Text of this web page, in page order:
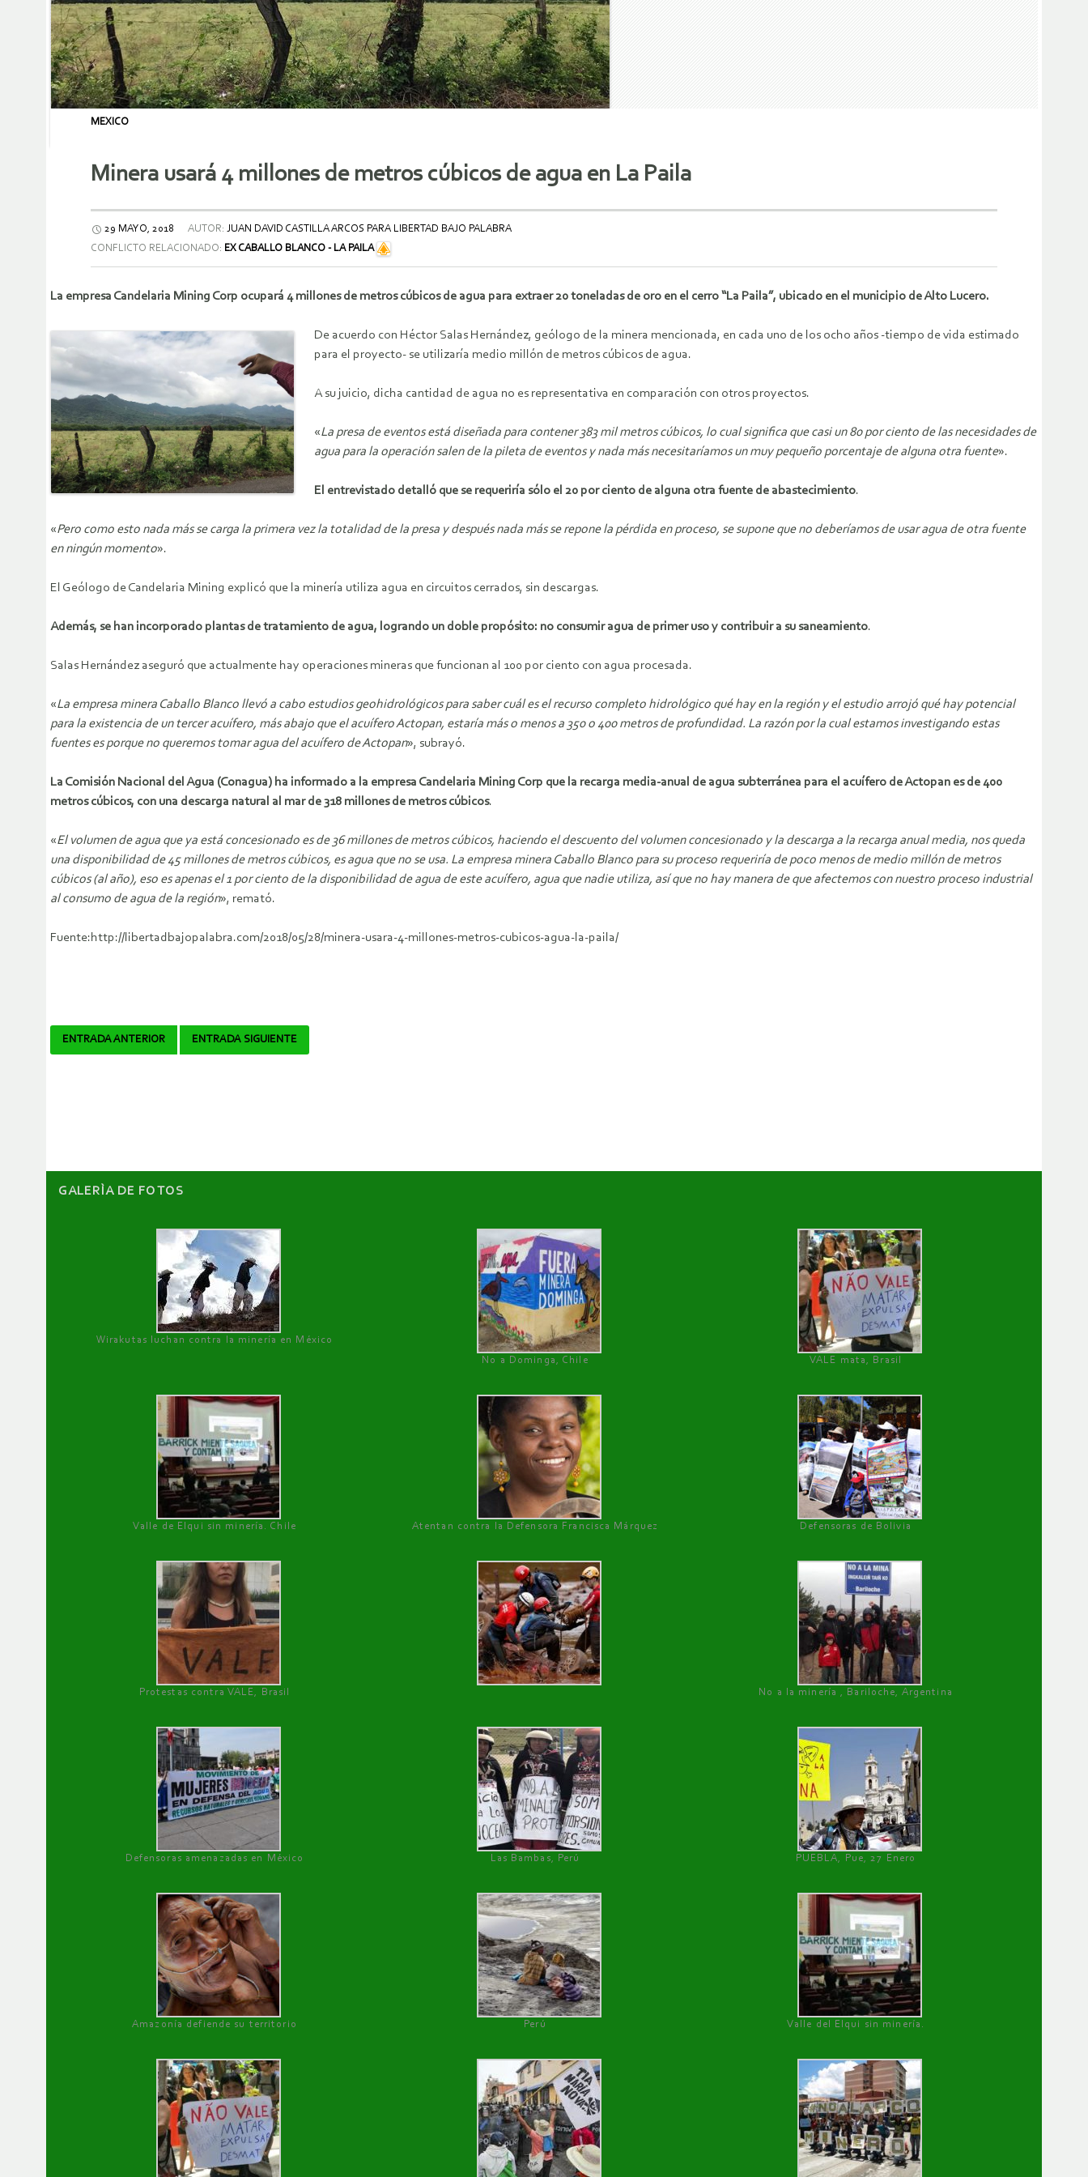
MEXICO
Minera usará 4 millones de metros cúbicos de agua en La Paila
29 MAYO, 2018 AUTOR: JUAN DAVID CASTILLA ARCOS PARA LIBERTAD BAJO PALABRA
CONFLICTO RELACIONADO: EX CABALLO BLANCO - LA PAILA
La empresa Candelaria Mining Corp ocupará 4 millones de metros cúbicos de agua para extraer 20 toneladas de oro en el cerro “La Paila”, ubicado en el municipio de Alto Lucero.
De acuerdo con Héctor Salas Hernández, geólogo de la minera mencionada, en cada uno de los ocho años -tiempo de vida estimado
para el proyecto- se utilizaría medio millón de metros cúbicos de agua.
A su juicio, dicha cantidad de agua no es representativa en comparación con otros proyectos.
«La presa de eventos está diseñada para contener 383 mil metros cúbicos, lo cual significa que casi un 80 por ciento de las necesidades de
agua para la operación salen de la pileta de eventos y nada más necesitaríamos un muy pequeño porcentaje de alguna otra fuente».
El entrevistado detalló que se requeriría sólo el 20 por ciento de alguna otra fuente de abastecimiento.
«Pero como esto nada más se carga la primera vez la totalidad de la presa y después nada más se repone la pérdida en proceso, se supone que no deberíamos de usar agua de otra fuente
en ningún momento».
El Geólogo de Candelaria Mining explicó que la minería utiliza agua en circuitos cerrados, sin descargas.
Además, se han incorporado plantas de tratamiento de agua, logrando un doble propósito: no consumir agua de primer uso y contribuir a su saneamiento.
Salas Hernández aseguró que actualmente hay operaciones mineras que funcionan al 100 por ciento con agua procesada.
«La empresa minera Caballo Blanco llevó a cabo estudios geohidrológicos para saber cuál es el recurso completo hidrológico qué hay en la región y el estudio arrojó qué hay potencial
para la existencia de un tercer acuífero, más abajo que el acuífero Actopan, estaría más o menos a 350 o 400 metros de profundidad. La razón por la cual estamos investigando estas
fuentes es porque no queremos tomar agua del acuífero de Actopan», subrayó.
La Comisión Nacional del Agua (Conagua) ha informado a la empresa Candelaria Mining Corp que la recarga media-anual de agua subterránea para el acuífero de Actopan es de 400
metros cúbicos, con una descarga natural al mar de 318 millones de metros cúbicos.
«El volumen de agua que ya está concesionado es de 36 millones de metros cúbicos, haciendo el descuento del volumen concesionado y la descarga a la recarga anual media, nos queda
una disponibilidad de 45 millones de metros cúbicos, es agua que no se usa. La empresa minera Caballo Blanco para su proceso requeriría de poco menos de medio millón de metros
cúbicos (al año), eso es apenas el 1 por ciento de la disponibilidad de agua de este acuífero, agua que nadie utiliza, así que no hay manera de que afectemos con nuestro proceso industrial
al consumo de agua de la región», remató.
Fuente:http://libertadbajopalabra.com/2018/05/28/minera-usara-4-millones-metros-cubicos-agua-la-paila/
Navegador
ENTRADA ANTERIOR ENTRADA SIGUIENTE
GALERÌA DE FOTOS
Wirakutas luchan contra la minería en México
No a Dominga, Chile
VALE mata, Brasil
Valle de Elqui sin minería. Chile Atentan contra la Defensora Francisca Márquez Defensoras de Bolivia
Protestas contra VALE, Brasil No a la minería , Bariloche, Argentina
Defensoras amenazadas en México Las Bambas, Perú PUEBLA, Pue, 27 Enero
Amazonía defiende su territorio Perú Valle del Elqui sin minería.